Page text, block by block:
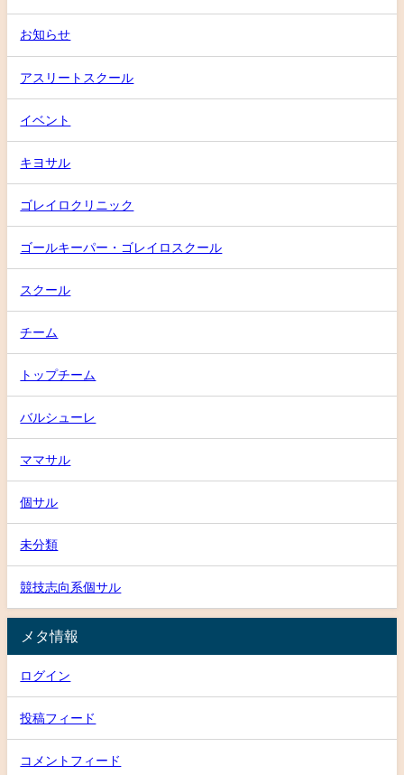
お知らせ
アスリートスクール
イベント
キヨサル
ゴレイロクリニック
ゴールキーパー・ゴレイロスクール
スクール
チーム
トップチーム
バルシューレ
ママサル
個サル
未分類
競技志向系個サル
メタ情報
ログイン
投稿フィード
コメントフィード